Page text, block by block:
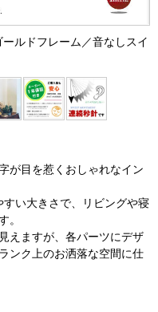
ルドフレーム／音なしスイ
が目を惹くおしゃれなイン
い大きさで、リビングや寝
。
えますが、各パーツにデザ
ンク上のお洒落な空間に仕